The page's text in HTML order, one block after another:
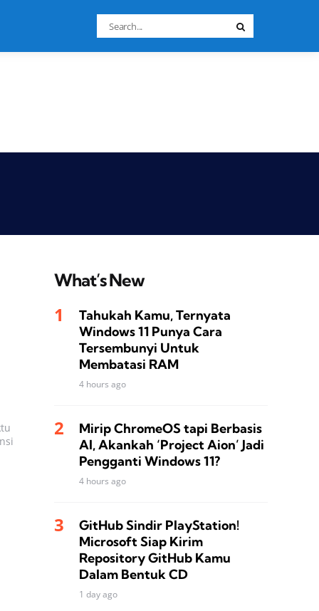
Search
for:
What’s New
Tahukah Kamu, Ternyata
Windows 11 Punya Cara
Tersembunyi Untuk
Membatasi RAM
4 hours ago
Mirip ChromeOS tapi Berbasis
AI, Akankah ‘Project Aion’ Jadi
Pengganti Windows 11?
4 hours ago
GitHub Sindir PlayStation!
Microsoft Siap Kirim
Repository GitHub Kamu
Dalam Bentuk CD
1 day ago